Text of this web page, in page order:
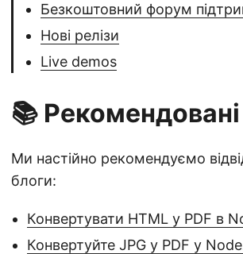
Безкоштовний форум
Нові релізи
Live demos
📚 Рекомендовані
Ми настійно рекомендуємо
блоги:
Конвертувати HTML у PDF в
Конвертуйте JPG у PDF у